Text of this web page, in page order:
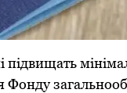
підвищать